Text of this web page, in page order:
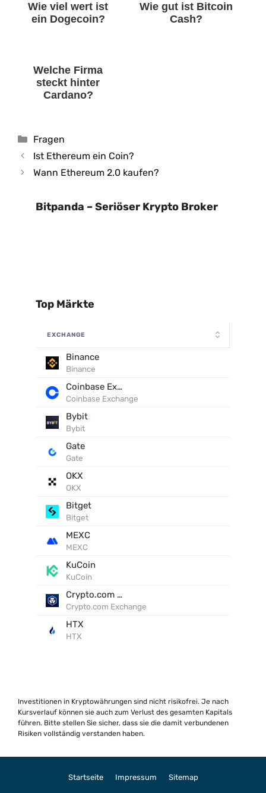
Wie viel wert ist
ein Dogecoin?
Wie gut ist Bitcoin
Cash?
Welche Firma
steckt hinter
Cardano?
Kategorien
Fragen
Ist Ethereum ein Coin?
Wann Ethereum 2.0 kaufen?
Bitpanda – Seriöser Krypto Broker
Top Märkte
EXCHANGE
Binance
Binance
Coinbase Exchange
Coinbase Exchange
Bybit
Bybit
Gate
Gate
OKX
OKX
Bitget
Bitget
MEXC
MEXC
KuCoin
KuCoin
Crypto.com Exchange
Crypto.com Exchange
HTX
HTX
Investitionen in Kryptowährungen sind nicht risikofrei. Je nach
Kursverlauf können sie auch zum Verlust des gesamten Kapitals
führen. Bitte stellen Sie sicher, dass sie die damit verbundenen
Risiken vollständig verstanden haben.
Startseite Impressum Sitemap